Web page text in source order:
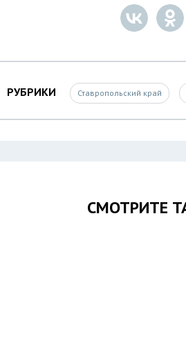
РУБРИКИ Ставропольский край
СМОТРИТЕ